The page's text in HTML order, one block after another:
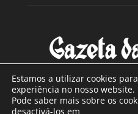
Estamos a utilizar cookies
experiência no nosso website.
Pode saber mais sobre os
desactivá-los em